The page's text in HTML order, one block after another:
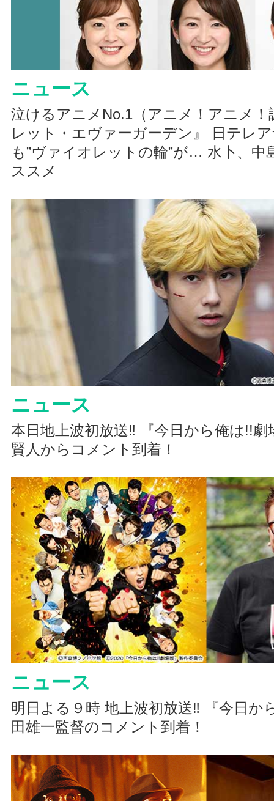
ニュース
泣けるアニメNo.1（アニメ！アニメ
レット・エヴァーガーデン』 日テレ
も”ヴァイオレットの輪”が… 水卜、中
ススメ
ニュース
本日地上波初放送‼ 『今日から俺は!!劇
賢人からコメント到着！
ニュース
明日よる９時 地上波初放送‼ 『今日か
田雄一監督のコメント到着！